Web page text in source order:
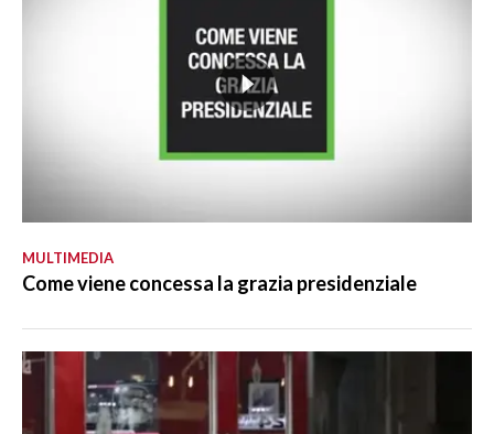
MULTIMEDIA
Come viene concessa la grazia presidenziale